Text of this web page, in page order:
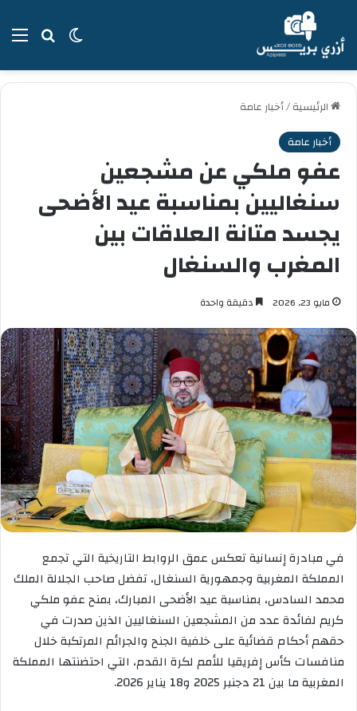
بحثالوضع
الرئيسية/أخبار عامة
أخبار عامة
عفو ملكي عن مشجعين
سنغاليين بمناسبة عيد الأضحى
يجسد متانة العلاقات بين
المغرب والسنغال
مايو 23, 2026 دقيقة واحدة
في مبادرة إنسانية تعكس عمق الروابط التاريخية التي تجمع
المملكة المغربية وجمهورية السنغال، تفضل صاحب الجلالة الملك
محمد السادس، بمناسبة عيد الأضحى المبارك، بمنح عفو ملكي
كريم لفائدة عدد من المشجعين السنغاليين الذين صدرت في
حقهم أحكام قضائية على خلفية الجنح والجرائم المرتكبة خلال
منافسات كأس إفريقيا للأمم لكرة القدم، التي احتضنتها المملكة
المغربية ما بين 21 دجنبر 2025 و18 يناير 2026.